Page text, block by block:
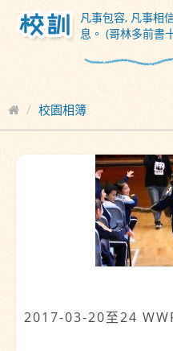
凡事包容, 凡事相
息。 (哥林多前書
校園相簿
2017-03-20至24